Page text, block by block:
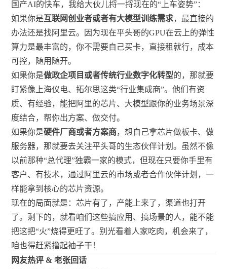
国产AI的快车，我给大伙儿捋一捋现在的“上车姿势”：
如果你是互联网创业者或者有大模型训练需求，最直接的
办法还是找阿里云。因为现在平头哥的GPU在云上的弹性
算力是最丰富的，你不需要自己买卡，直接租就行，成本
可控，随用随开。
如果你是做政企项目或者传统行业数字化转型的，那就要
盯紧像上海仪电、拓尔思这类“行业集成商”。他们有资
质、有经验，能把阿里的芯片、大模型跟你的业务场景深
度结合，帮你出方案、做交付。
如果你是硬件厂商或者方案商，想自己拿芯片做板卡、做
服务器，那就要去关注平头哥的生态伙伴计划。虽然不像
以前那种“总代理”独霸一家的模式，但现在只要你手里有
客户、有技术，通过阿里云的市场或者合作伙伴计划，一
样能拿到核心的芯片资源。
现在的局面就是：芯片有了，产能上来了，渠道也打开
了。剩下的，就看咱们这些搞应用、搞场景的人，能不能
把这把“火”烧得更旺了。别光看着人家吃肉，机会来了，
咱也得赶紧撸起袖子干！
网友热评 & 老张回话